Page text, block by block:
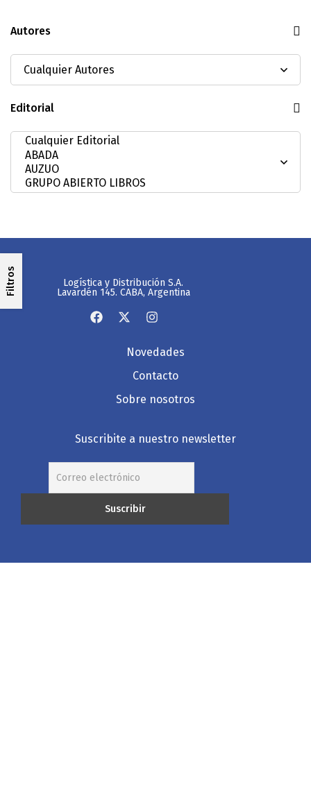
Autores
Editorial
Filtros
Logística y Distribución S.A.
Lavardén 145. CABA, Argentina
Novedades
Contacto
Sobre nosotros
Suscribite a nuestro newsletter